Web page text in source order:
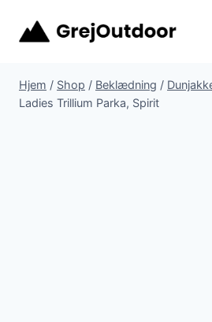
Hjem / Shop / Beklædning /
Ladies Trillium Parka, Spirit